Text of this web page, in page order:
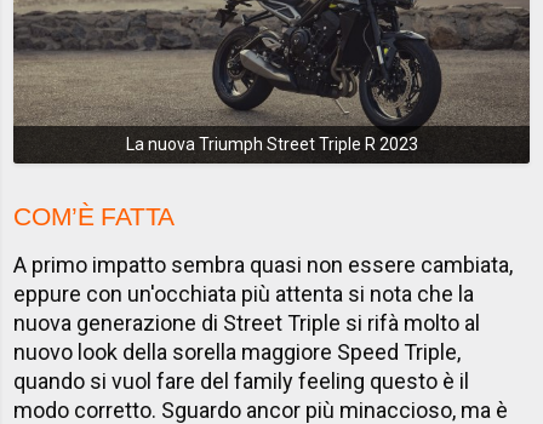
La nuova Triumph Street Triple R 2023
COM’È FATTA
A primo impatto sembra quasi non essere cambiata,
eppure con un'occhiata più attenta si nota che la
nuova generazione di Street Triple si rifà molto al
nuovo look della sorella maggiore Speed Triple,
quando si vuol fare del family feeling questo è il
modo corretto. Sguardo ancor più minaccioso, ma è